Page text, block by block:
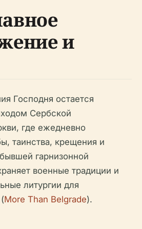
и
Господня остается
Сербской
где ежедневно
таинства, крещения и
гарнизонной
военные традиции и
литургии для
More Than Belgrade).